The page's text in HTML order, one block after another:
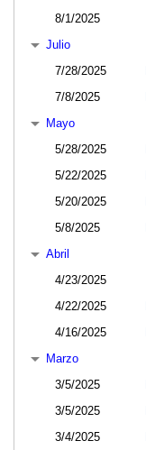
8/1/2025
Julio
7/28/2025
7/8/2025
Mayo
5/28/2025
5/22/2025
5/20/2025
5/8/2025
Abril
4/23/2025
4/22/2025
4/16/2025
Marzo
3/5/2025
3/5/2025
3/4/2025